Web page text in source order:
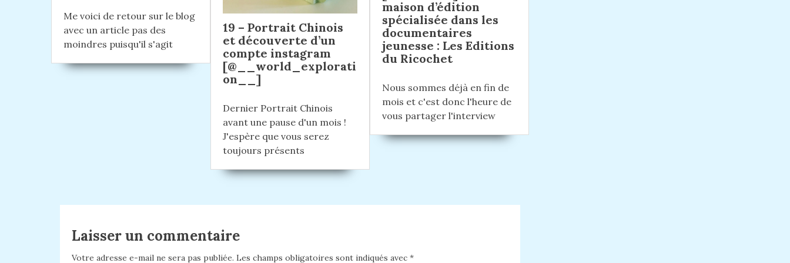
l
a
Me voici de retour sur le blog
avec un article pas des
moindres puisqu'il s'agit
19 – Portrait Chinois
et découverte d’un
compte instagram
[@__world_explorati
on__]
Dernier Portrait Chinois
avant une pause d'un mois !
J'espère que vous serez
toujours présents
maison d’édition
spécialisée dans les
documentaires
jeunesse : Les Editions
du Ricochet
Nous sommes déjà en fin de
mois et c'est donc l'heure de
vous partager l'interview
Laisser un commentaire
Votre adresse e-mail ne sera pas publiée. Les champs obligatoires sont indiqués avec *